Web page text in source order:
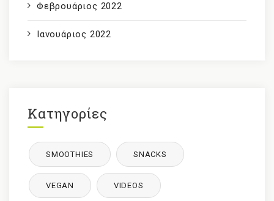
Φεβρουάριος 2022
Ιανουάριος 2022
Κατηγορίες
SMOOTHIES SNACKS
VEGAN VIDEOS